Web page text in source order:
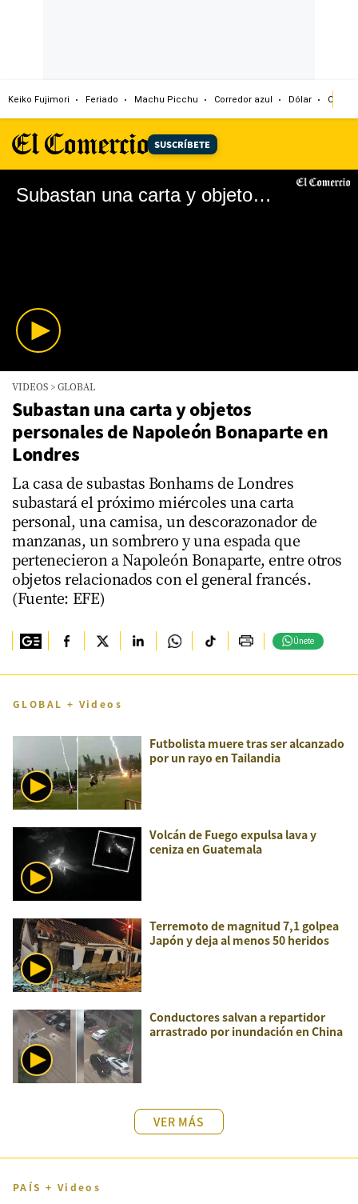
Keiko Fujimori Feriado Machu Picchu Corredor azul Dólar
SUSCRÍBETE
Subastan una carta y objetos personales de Napoleón Bonaparte en Londres
seconds
seconds
VIDEOS >GLOBAL
Subastan una carta y objetos
personales de Napoleón Bonaparte en
Londres
La casa de subastas Bonhams de Londres
subastará el próximo miércoles una carta
personal, una camisa, un descorazonador de
manzanas, un sombrero y una espada que
pertenecieron a Napoleón Bonaparte, entre otros
objetos relacionados con el general francés.
(Fuente: EFE)
Únete
GLOBAL + Videos
Futbolista muere tras ser alcanzado
por un rayo en Tailandia
Volcán de Fuego expulsa lava y
ceniza en Guatemala
Terremoto de magnitud 7,1 golpea
Japón y deja al menos 50 heridos
Conductores salvan a repartidor
arrastrado por inundación en China
VER MÁS
PAÍS + Videos